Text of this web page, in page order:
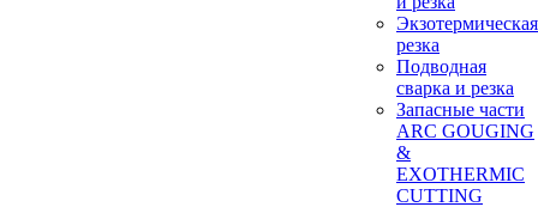
Экзотермическая
резка
Подводная
сварка и резка
Запасные части
ARC GOUGING
&
EXOTHERMIC
CUTTING